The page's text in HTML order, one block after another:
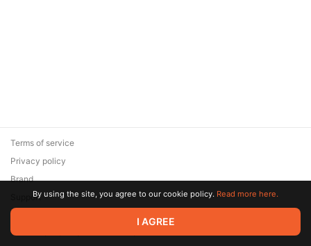
© 2026 Zaya Solutions Limited. All rights reserved. All trademarks
are the property of their respective owners.
Terms of service
Privacy policy
Brand
SupportBy using the site, you agree to our cookie policy. Read more here.
I AGREE